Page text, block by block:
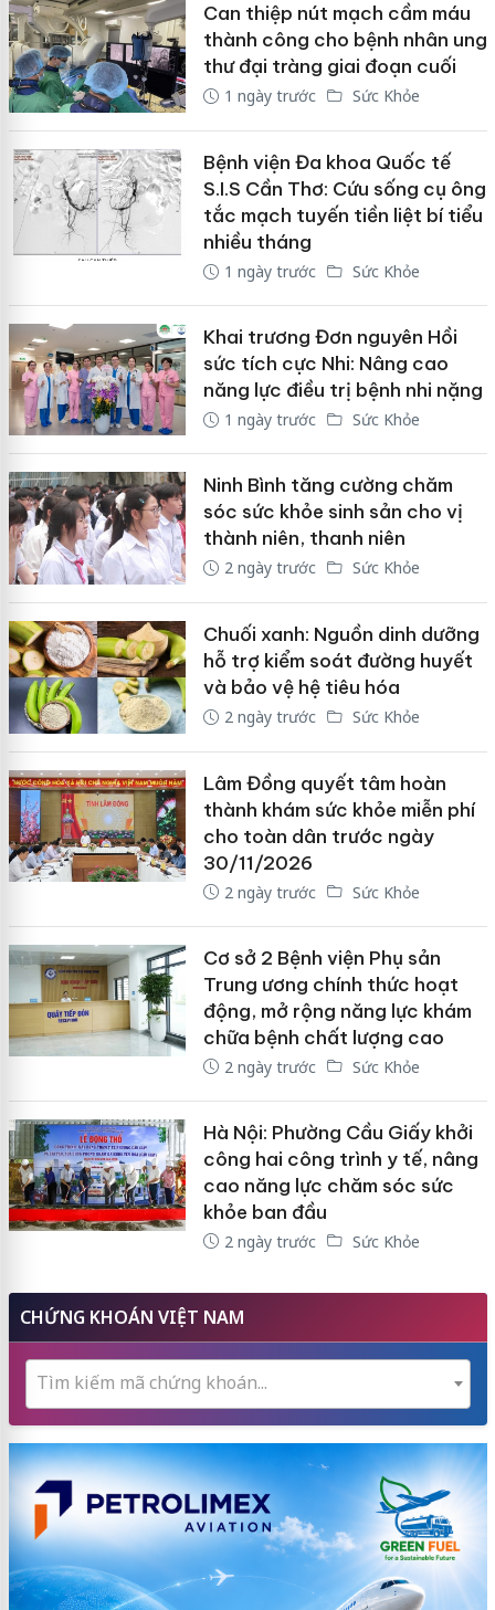
Can thiệp nút mạch cầm máu
thành công cho bệnh nhân ung
thư đại tràng giai đoạn cuối
1 ngày trước Sức Khỏe
Bệnh viện Đa khoa Quốc tế
S.I.S Cần Thơ: Cứu sống cụ ông
tắc mạch tuyến tiền liệt bí tiểu
nhiều tháng
1 ngày trước Sức Khỏe
Khai trương Đơn nguyên Hồi
sức tích cực Nhi: Nâng cao
năng lực điều trị bệnh nhi nặng
1 ngày trước Sức Khỏe
Ninh Bình tăng cường chăm
sóc sức khỏe sinh sản cho vị
thành niên, thanh niên
2 ngày trước Sức Khỏe
Chuối xanh: Nguồn dinh dưỡng
hỗ trợ kiểm soát đường huyết
và bảo vệ hệ tiêu hóa
2 ngày trước Sức Khỏe
Lâm Đồng quyết tâm hoàn
thành khám sức khỏe miễn phí
cho toàn dân trước ngày
30/11/2026
2 ngày trước Sức Khỏe
Cơ sở 2 Bệnh viện Phụ sản
Trung ương chính thức hoạt
động, mở rộng năng lực khám
chữa bệnh chất lượng cao
2 ngày trước Sức Khỏe
Hà Nội: Phường Cầu Giấy khởi
công hai công trình y tế, nâng
cao năng lực chăm sóc sức
khỏe ban đầu
2 ngày trước Sức Khỏe
CHỨNG KHOÁN VIỆT NAM
Tìm kiếm mã chứng khoán...